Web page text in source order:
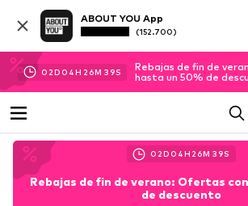
ABOUT YOU App
(152.700)
02D 04H 26M 38S
Rebajas de fin de
hasta un 50% de
02D 04H 26M 38S
Rebajas de fin de verano: Ofertas
de descuento